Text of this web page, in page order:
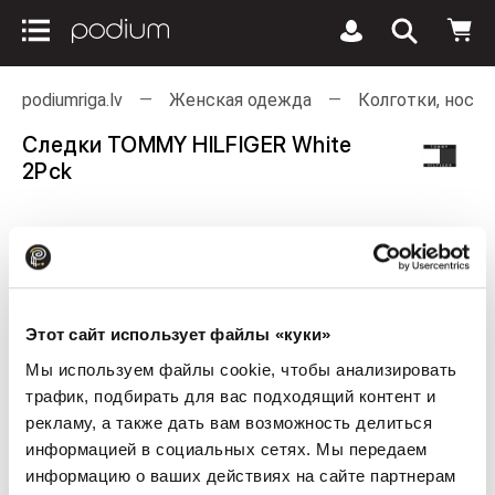
Этот сайт использует файлы «куки»
Мы используем файлы cookie, чтобы анализировать
трафик, подбирать для вас подходящий контент и
рекламу, а также дать вам возможность делиться
информацией в социальных сетях. Мы передаем
информацию о ваших действиях на сайте партнерам
podiumriga.lv Женская одежда Колготки,
Следки TOMMY HILFIGER White
2Pck